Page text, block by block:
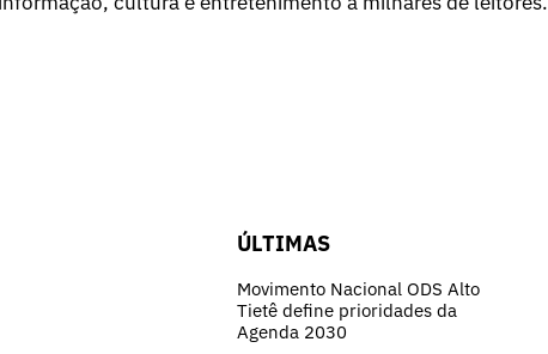
ÚLTIMAS
Movimento Nacional ODS Alto
Tietê define prioridades da
Agenda 2030